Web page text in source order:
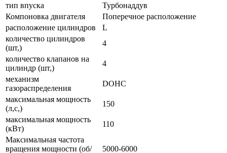
тип впуска
Турбонаддув
Компоновка двигателя
Поперечное расположение
расположение цилиндров
L
количество цилиндров
(шт,)
4
количество клапанов на
цилиндр (шт,)
4
механизм
газораспределения
DOHC
максимальная мощность
(л,с,)
150
максимальная мощность
(кВт)
110
Максимальная частота
вращения мощности (об/
5000-6000